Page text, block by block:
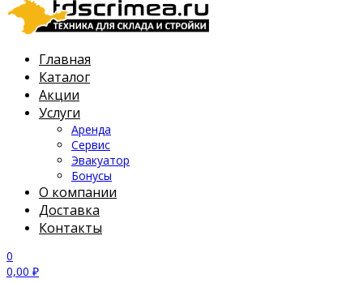
Главная
Каталог
Акции
Услуги
Аренда
Сервис
Эвакуатор
Бонусы
О компании
Доставка
Контакты
0
0,00 ₽